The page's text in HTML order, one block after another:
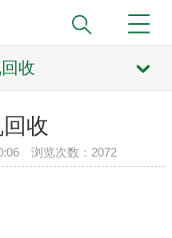
收
收
浏览次数： 2072